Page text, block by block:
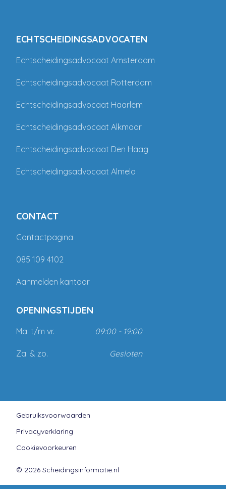
ECHTSCHEIDINGSADVOCATEN
Echtscheidingsadvocaat Amsterdam
Echtscheidingsadvocaat Rotterdam
Echtscheidingsadvocaat Haarlem
Echtscheidingsadvocaat Alkmaar
Echtscheidingsadvocaat Den Haag
Echtscheidingsadvocaat Almelo
CONTACT
Contactpagina
085 109 4102
Aanmelden kantoor
OPENINGSTIJDEN
Ma. t/m vr. 09:00 - 19:00
Za. & zo. Gesloten
© 2026 Scheidingsinformatie.nl
Gebruiksvoorwaarden
Privacyverklaring
Cookievoorkeuren